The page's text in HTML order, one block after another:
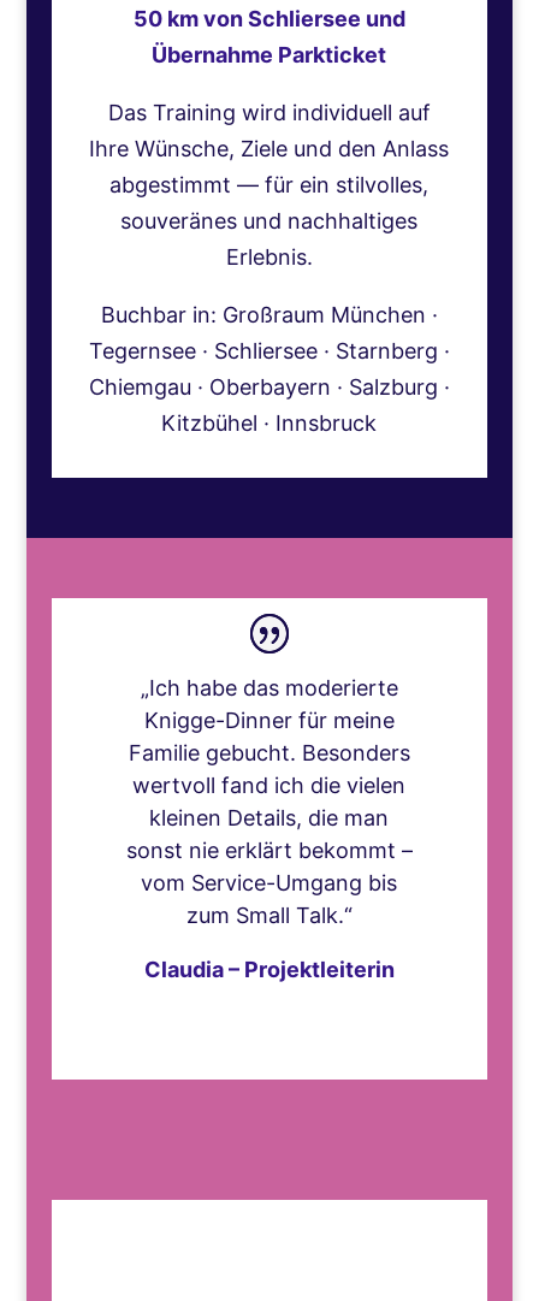
50 km von Schliersee und
Übernahme Parkticket
Das Training wird individuell auf
Ihre Wünsche, Ziele und den Anlass
abgestimmt — für ein stilvolles,
souveränes und nachhaltiges
Erlebnis.
Buchbar in: Großraum München ·
Tegernsee · Schliersee · Starnberg ·
Chiemgau · Oberbayern · Salzburg ·
Kitzbühel · Innsbruck
„Ich habe das moderierte
Knigge-Dinner für meine
Familie gebucht. Besonders
wertvoll fand ich die vielen
kleinen Details, die man
sonst nie erklärt bekommt –
vom Service-Umgang bis
zum Small Talk.“
Claudia – Projektleiterin